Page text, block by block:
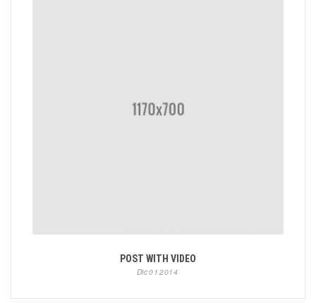
POST WITH VIDEO
Dic01 2014